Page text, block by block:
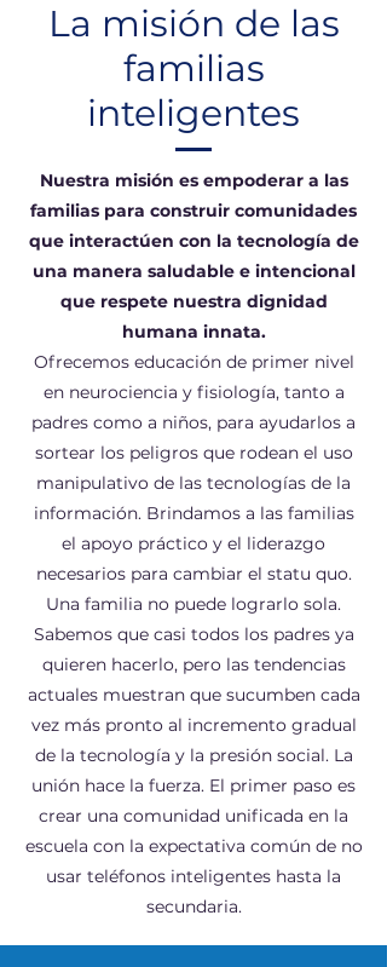
La misión de las
familias
inteligentes
Nuestra misión es empoderar a las
familias para construir comunidades
que interactúen con la tecnología de
una manera saludable e intencional
que respete nuestra dignidad
humana innata.
Ofrecemos educación de primer nivel
en neurociencia y fisiología, tanto a
padres como a niños, para ayudarlos a
sortear los peligros que rodean el uso
manipulativo de las tecnologías de la
información. Brindamos a las familias
el apoyo práctico y el liderazgo
necesarios para cambiar el statu quo.
Una familia no puede lograrlo sola.
Sabemos que casi todos los padres ya
quieren hacerlo, pero las tendencias
actuales muestran que sucumben cada
vez más pronto al incremento gradual
de la tecnología y la presión social. La
unión hace la fuerza. El primer paso es
crear una comunidad unificada en la
escuela con la expectativa común de no
usar teléfonos inteligentes hasta la
secundaria.